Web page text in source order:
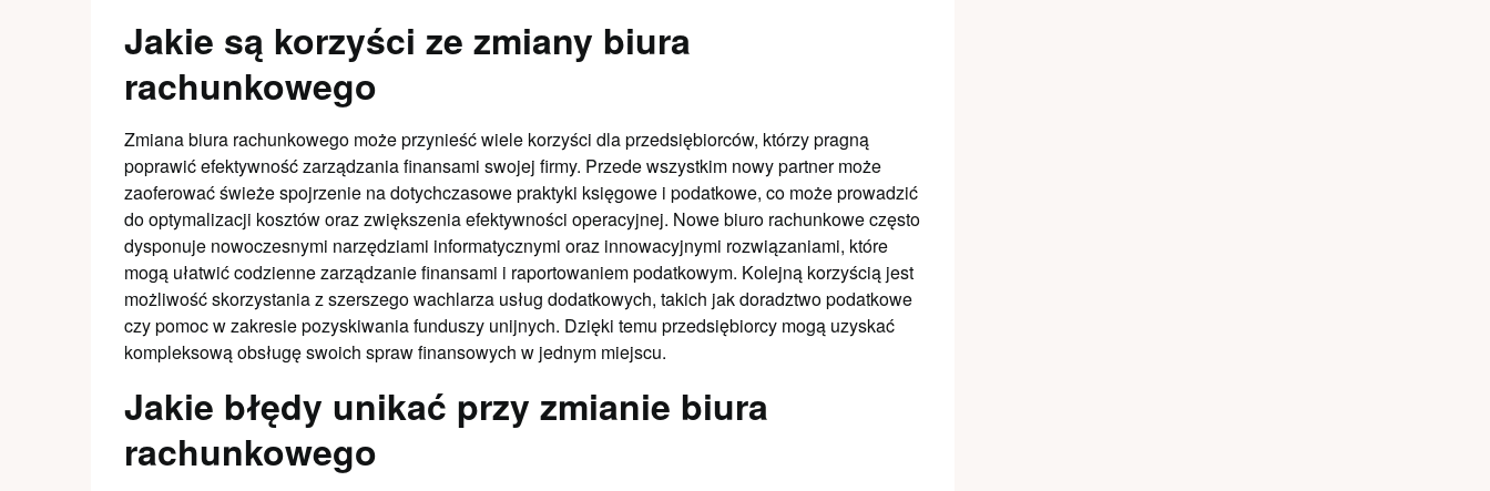
Jakie są korzyści ze zmiany biura
rachunkowego
Zmiana biura rachunkowego może przynieść wiele korzyści dla przedsiębiorców, którzy pragną
poprawić efektywność zarządzania finansami swojej firmy. Przede wszystkim nowy partner może
zaoferować świeże spojrzenie na dotychczasowe praktyki księgowe i podatkowe, co może prowadzić
do optymalizacji kosztów oraz zwiększenia efektywności operacyjnej. Nowe biuro rachunkowe często
dysponuje nowoczesnymi narzędziami informatycznymi oraz innowacyjnymi rozwiązaniami, które
mogą ułatwić codzienne zarządzanie finansami i raportowaniem podatkowym. Kolejną korzyścią jest
możliwość skorzystania z szerszego wachlarza usług dodatkowych, takich jak doradztwo podatkowe
czy pomoc w zakresie pozyskiwania funduszy unijnych. Dzięki temu przedsiębiorcy mogą uzyskać
kompleksową obsługę swoich spraw finansowych w jednym miejscu.
Jakie błędy unikać przy zmianie biura
rachunkowego